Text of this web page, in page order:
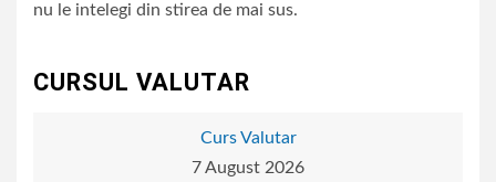
nu le intelegi din stirea de mai sus.
CURSUL VALUTAR
Curs Valutar
7 August 2026